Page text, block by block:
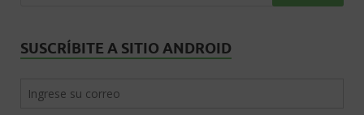
SUSCRÍBITE A SITIO ANDROID